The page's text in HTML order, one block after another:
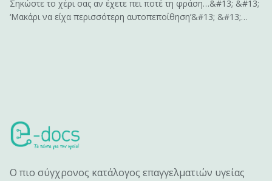
Σηκώστε το χέρι σας αν έχετε πει ποτέ τη φράση…&#13; &#13;
‘Μακάρι να είχα περισσότερη αυτοπεποίθηση’&#13; &#13;
Ο πιο σύγχρονος κατάλογος επαγγελματιών υγείας